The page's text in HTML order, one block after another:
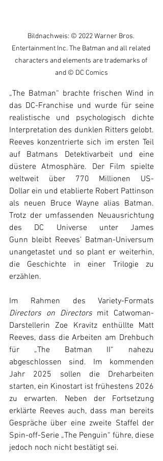
Bildnachweis: © 2022 Warner Bros.
Entertainment Inc. The Batman and all related
characters and elements are trademarks of
and © DC Comics
„The Batman“ brachte frischen Wind in
das DC-Franchise und wurde für seine
realistische und psychologisch dichte
Interpretation des dunklen Ritters gelobt.
Reeves konzentrierte sich im ersten Teil
auf Batmans Detektivarbeit und eine
düstere Atmosphäre. Der Film spielte
weltweit über 770 Millionen US-
Dollar ein und etablierte Robert Pattinson
als neuen Bruce Wayne alias Batman.
Trotz der umfassenden Neuausrichtung
des DC Universe unter James
Gunn bleibt Reeves’ Batman-Universum
unangetastet und so plant er weiterhin,
die Geschichte in einer Trilogie zu
erzählen.
Directors on Directors mit Catwoman-
Darstellerin Zoe Kravitz enthüllte Matt
Reeves, dass die Arbeiten am Drehbuch
für „The Batman II“ nahezu
abgeschlossen sind. Im kommenden
Jahr 2025 sollen die Dreharbeiten
starten, ein Kinostart ist frühestens 2026
zu erwarten. Neben der Fortsetzung
erklärte Reeves auch, dass man bereits
Spin-off-Serie „The Penguin“ führe, diese
jedoch noch nicht bestätigt sei.